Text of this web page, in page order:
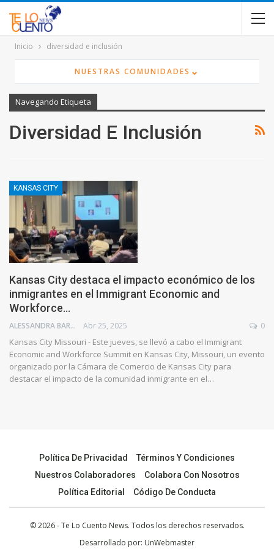
Inicio diversidad e inclusión
NUESTRAS COMUNIDADES ⌄
Navegando Etiqueta
Diversidad E Inclusión
KANSAS CITY
Kansas City destaca el impacto económico de los
inmigrantes en el Immigrant Economic and
Workforce…
ALESSANDRA BARRIOS Abr 25, 2025 0
Kansas City Missouri - Este jueves, se llevó a cabo el Immigrant
Economic and Workforce Summit en Kansas City, Missouri, un evento
organizado por la Cámara de Comercio de Kansas City para
destacar el impacto de la comunidad inmigrante en el…
Política De Privacidad
Términos Y Condiciones
Nuestros Colaboradores
Colabora Con Nosotros
Política Editorial
Código De Conducta
© 2026 - Te Lo Cuento News. Todos los derechos reservados.
Desarrollado por: UnWebmaster